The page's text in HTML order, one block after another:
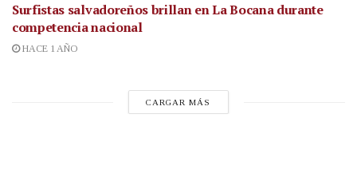
Surfistas salvadoreños brillan en La Bocana durante
competencia nacional
HACE 1 AÑO
CARGAR MÁS